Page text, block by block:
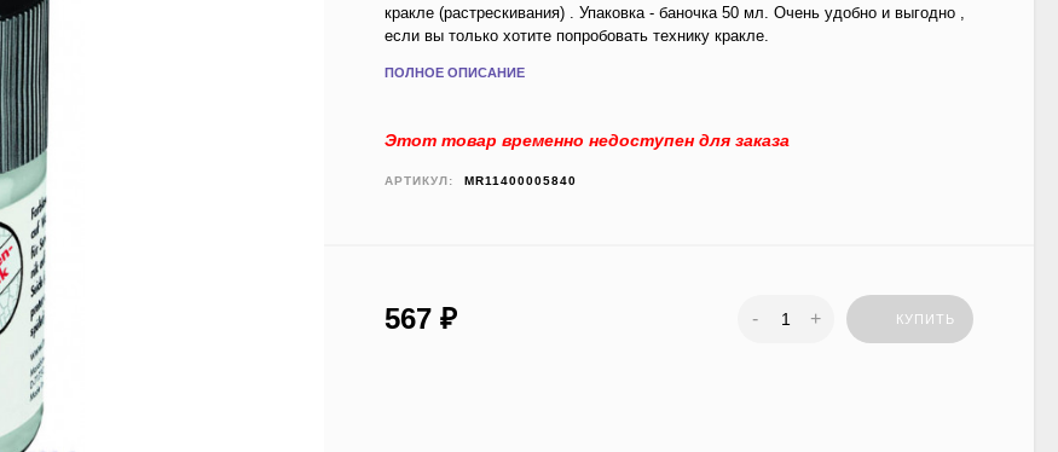
кракле (растрескивания) . Упаковка - баночка 50 мл. Очень удобно и выгодно ,
если вы только хотите попробовать технику кракле.
ПОЛНОЕ ОПИСАНИЕ
Этот товар временно недоступен для заказа
АРТИКУЛ: MR11400005840
567₽ - + КУПИТЬ